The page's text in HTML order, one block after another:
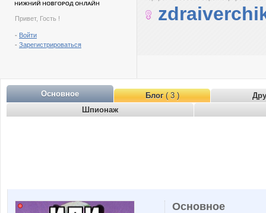
Привет, Гость !
- Войти
- Зарегистрироваться
Основное Блог( 3 )
Шпионаж
Основное